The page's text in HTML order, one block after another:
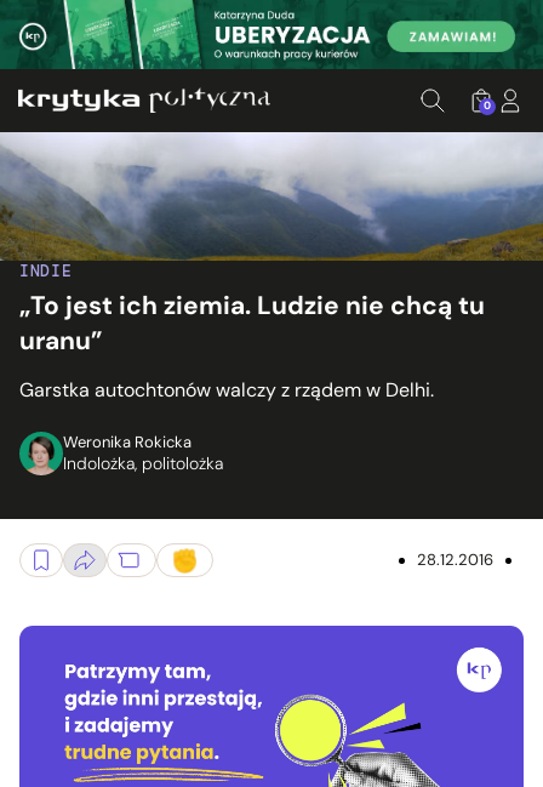
0
INDIE
„To jest ich ziemia. Ludzie nie chcą tu
uranu”
Garstka autochtonów walczy z rządem w Delhi.
Weronika Rokicka
Indolożka, politolożka
28.12.2016